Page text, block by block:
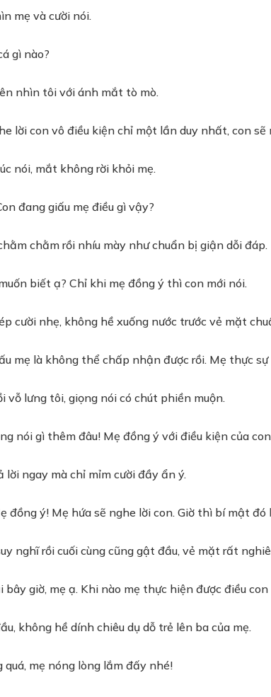
mẹ và cười nói.
gì nào?
nhìn tôi với ánh mắt tò mò.
lời con vô điều kiện chỉ một lần duy nhất, con
nói, mắt không rời khỏi mẹ.
đang giấu mẹ điều gì vậy?
chằm rồi nhíu mày như chuẩn bị giận dỗi đáp.
biết ạ? Chỉ khi mẹ đồng ý thì con mới nói.
cười nhẹ, không hề xuống nước trước vẻ mặt
mẹ là không thể chấp nhận được rồi. Mẹ thực
vỗ lưng tôi, giọng nói có chút phiền muộn.
nói gì thêm đâu! Mẹ đồng ý với điều kiện của
lời ngay mà chỉ mỉm cười đầy ẩn ý.
đồng ý! Mẹ hứa sẽ nghe lời con. Giờ thì bí mật đó
nghĩ rồi cuối cùng cũng gật đầu, vẻ mặt rất
bây giờ, mẹ ạ. Khi nào mẹ thực hiện được điều
không hề dính chiêu dụ dỗ trẻ lên ba của mẹ.
quá, mẹ nóng lòng lắm đấy nhé!